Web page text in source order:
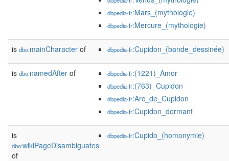
dbpedia-fr:Mars_(mythologie)
dbpedia-fr:Mercure_(mythologie)
is dbo:mainCharacter of dbpedia-fr:Cupidon_(bande_dessinée)
is dbo:namedAfter of dbpedia-fr:(1221)_Amor
dbpedia-fr:(763)_Cupidon
dbpedia-fr:Arc_de_Cupidon
dbpedia-fr:Cupidon_dormant
is
dbo:wikiPageDisambiguates
of
dbpedia-fr:Cupido_(homonymie)